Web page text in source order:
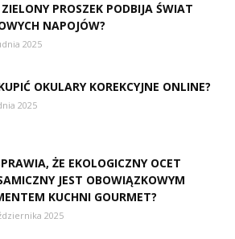
PROSZEK PODBIJA ŚWIAT
NAPOJÓW?
2025
OKULARY KOREKCYJNE ONLINE?
2025
ŻE EKOLOGICZNY OCET
JEST OBOWIĄZKOWYM
KUCHNI GOURMET?
2025